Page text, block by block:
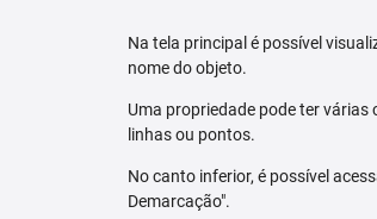
Na tela principal é possível
nome do objeto.
Uma propriedade pode ter
linhas ou pontos.
No canto inferior, é possível
Demarcação".